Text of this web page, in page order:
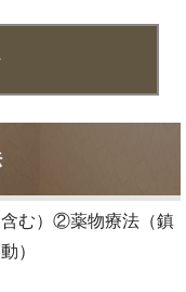
む）②薬物療法（鎮
）